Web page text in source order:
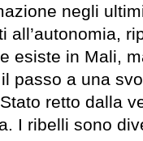
negli
all’autonomia,
esiste in Mali,
passo a una
retto dalla
I ribelli sono